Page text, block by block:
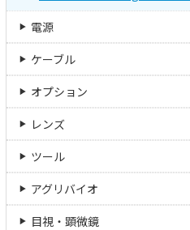
電源
ケーブル
オプション
レンズ
ツール
アグリバイオ
目視・顕微鏡